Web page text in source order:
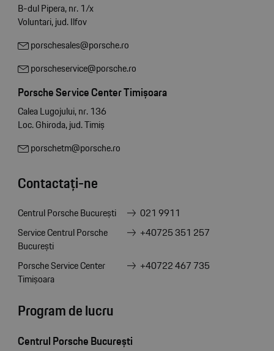
B-dul Pipera, nr. 1/x
Voluntari, jud. Ilfov
porschesales@porsche.ro
porscheservice@porsche.ro
Porsche Service Center Timișoara
Calea Lugojului, nr. 136
Loc. Ghiroda, jud. Timiș
porschetm@porsche.ro
Contactați-ne
Centrul Porsche București
021 9911
Service Centrul Porsche
București
+40725 351 257
Porsche Service Center
Timișoara
+40722 467 735
Program de lucru
Centrul Porsche București